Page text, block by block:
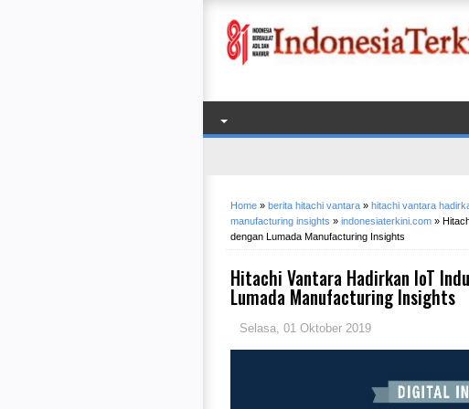
Home » berita hitachi vantara » hitachi vantara
manufacturing insights » indonesiaterkini.com »
dengan Lumada Manufacturing Insights
Hitachi Vantara Hadirkan IoT
Lumada Manufacturing Insights
Selasa, 01 Oktober 2019